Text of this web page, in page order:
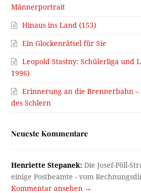
Männerportrait
Hinaus ins Land (153)
Ein Glockenrätsel für Sie
Leopold Stastny: Schülerliga und
1996)
Erinnerung an die Brennerbahn –
des Schlern
Neueste Kommentare
Henriette Stepanek: Die Josef-Pöll-
einige Postbeamte - vom
Kommentar ansehen →